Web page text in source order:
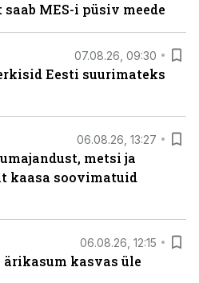
MES-i püsiv meede
07.08.26, 09:30
Eesti suurimateks
06.08.26, 13:27
metsi ja
kaasa soovimatuid
06.08.26, 12:15
kasvas üle